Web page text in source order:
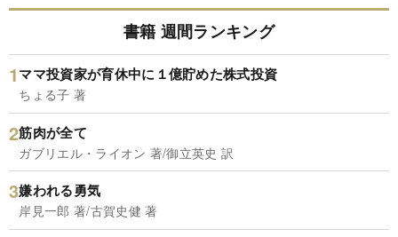
書籍 週間ランキング
ママ投資家が育休中に１億貯めた株式投資
ちょる子 著
筋肉が全て
ガブリエル・ライオン 著/御立英史 訳
嫌われる勇気
岸見一郎 著/古賀史健 著